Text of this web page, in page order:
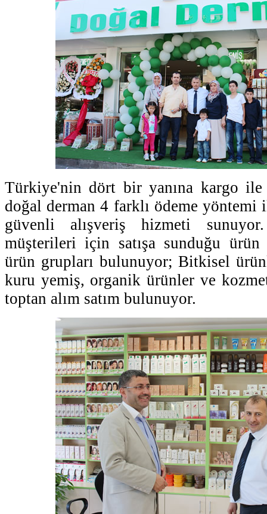
Türkiye'nin dört bir yanına kargo ile
doğal derman 4 farklı ödeme yöntemi
güvenli alışveriş hizmeti
müşterileri için satışa sunduğu ürün
ürün grupları bulunuyor; Bitkisel
kuru yemiş, organik ürünler ve
toptan alım satım bulunuyor.